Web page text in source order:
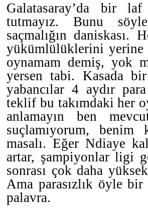
Galatasaray’da bir
tutmayız. Bunu
saçmalığın daniskası.
yükümlülüklerini yerine
oynamam demiş, yok
yersen tabi. Kasada
yabancılar 4 aydır
teklif bu takımdaki her
anlamayın ben
suçlamıyorum, benim
masalı. Eğer Ndiaye
artar, şampiyonlar ligi
sonrası çok daha
Ama parasızlık öyle
palavra.